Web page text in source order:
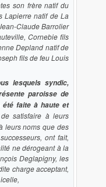
son frère natif du
Lapierre natif de La
Claude Barrolier
Cornebie fils
Depland natif de
fils de feu Louis
lesquels syndic,
paroisse de
été faite à haute et
satisfaire à leurs
leurs noms que des
ont fait,
ne dérogeant à la
Deglapigny, les
charge acceptant,